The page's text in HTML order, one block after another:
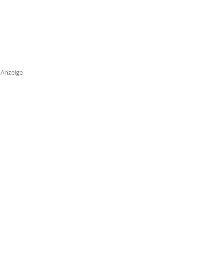
Anzeige